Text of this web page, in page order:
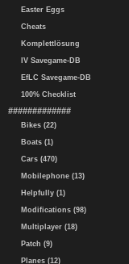
Easter Eggs
Cheats
Komplettlösung
IV Savegame-DB
EfLC Savegame-DB
100% Checklist
#############
Bikes (22)
Boats (1)
Cars (470)
Mobilephone (13)
Helpfully (1)
Modifications (98)
Multiplayer (18)
Patch (9)
Planes (12)